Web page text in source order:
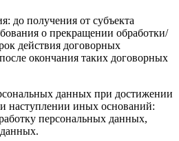
до получения от субъекта
о прекращении обработки/
действия договорных
окончания таких договорных
данных при достижении
наступлении иных оснований:
персональных данных,